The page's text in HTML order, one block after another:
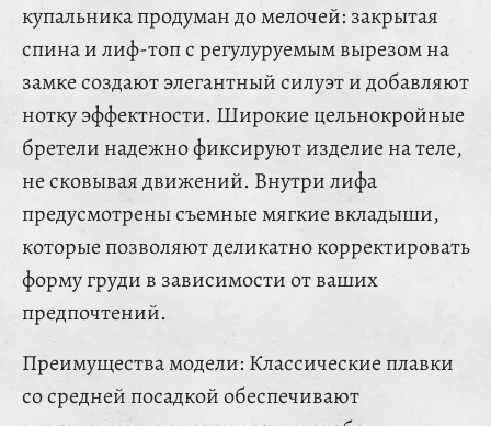
купальника продуман до мелочей: закрытая
спина и лиф-топ с регулуруемым вырезом на
замке создают элегантный силуэт и добавляют
нотку эффектности. Широкие цельнокройные
бретели надежно фиксируют изделие на теле,
не сковывая движений. Внутри лифа
предусмотрены съемные мягкие вкладыши,
которые позволяют деликатно корректировать
форму груди в зависимости от ваших
предпочтений.
Преимущества модели: Классические плавки
со средней посадкой обеспечивают